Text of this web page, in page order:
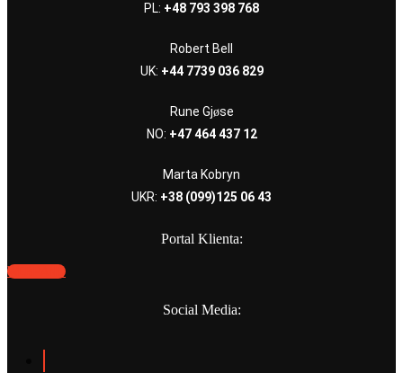
PL: +48 793 398 768
Robert Bell
UK: +44 7739 036 829
Rune Gjøse
NO: +47 464 437 12
Marta Kobryn
UKR: +38 (099)125 06 43
Portal Klienta:
WEBPANO
Social Media: